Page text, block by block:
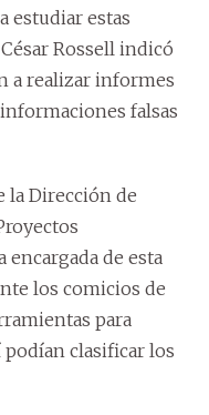
estudiar estas
Rossell indicó
a realizar informes
falsas
la Dirección de
encargada de esta
los comicios de
para
podían clasificar los